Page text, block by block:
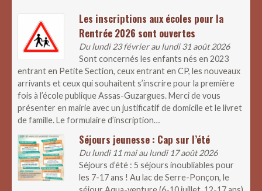
Les inscriptions aux écoles pour la
Rentrée 2026 sont ouvertes
Du lundi 23 février au lundi 31 août 2026
Sont concernés les enfants nés en 2023
entrant en Petite Section, ceux entrant en CP, les nouveaux
arrivants et ceux qui souhaitent s’inscrire pour la première
fois à l’école publique Assas-Guzargues. Merci de vous
présenter en mairie avec un justificatif de domicile et le livret
de famille. Le formulaire d’inscription…
Séjours jeunesse : Cap sur l’été
Du lundi 11 mai au lundi 17 août 2026
Séjours d’été : 5 séjours inoubliables pour
les 7-17 ans ! Au lac de Serre-Ponçon, le